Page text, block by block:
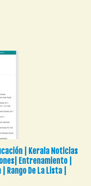
| Kerala Noticias
Entrenamiento |
De La Lista |